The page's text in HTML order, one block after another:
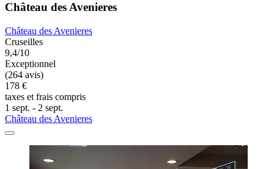
Château des Avenieres
Château des Avenieres
Cruseilles
9,4/10
Exceptionnel
(264 avis)
178 €
taxes et frais compris
1 sept. - 2 sept.
Château des Avenieres